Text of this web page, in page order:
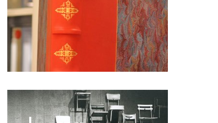
Pascale Paoli
Romain Bertet
Sabine Macher Sébastien Chatellier
Séverine Bauvais Sonia Darbois
Stéphane Imbert Sylvain Cassou
Valérie Brau-Antony Vincent Druguet